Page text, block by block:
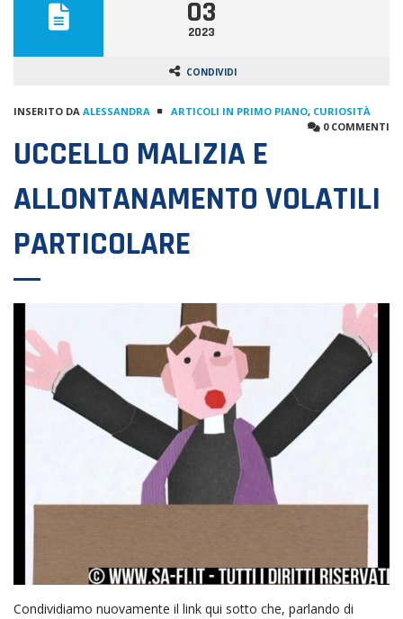
03
2023
CONDIVIDI
INSERITO DA ALESSANDRA ARTICOLI IN PRIMO PIANO, CURIOSITÀ
0 COMMENTI
UCCELLO MALIZIA E
ALLONTANAMENTO VOLATILI
PARTICOLARE
Condividiamo nuovamente il link qui sotto che, parlando di